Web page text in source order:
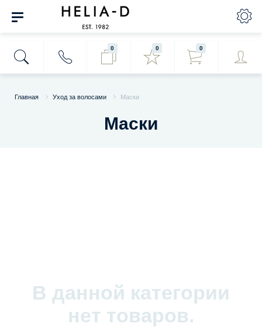
0 0 0
Главная Уход за волосами Маски
Маски
В данной категории
нет товаров.